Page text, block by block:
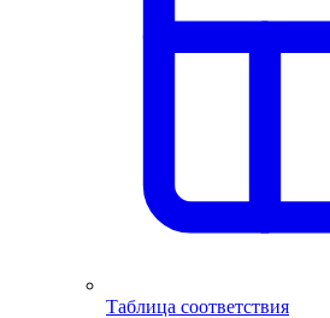
Таблица соответствия